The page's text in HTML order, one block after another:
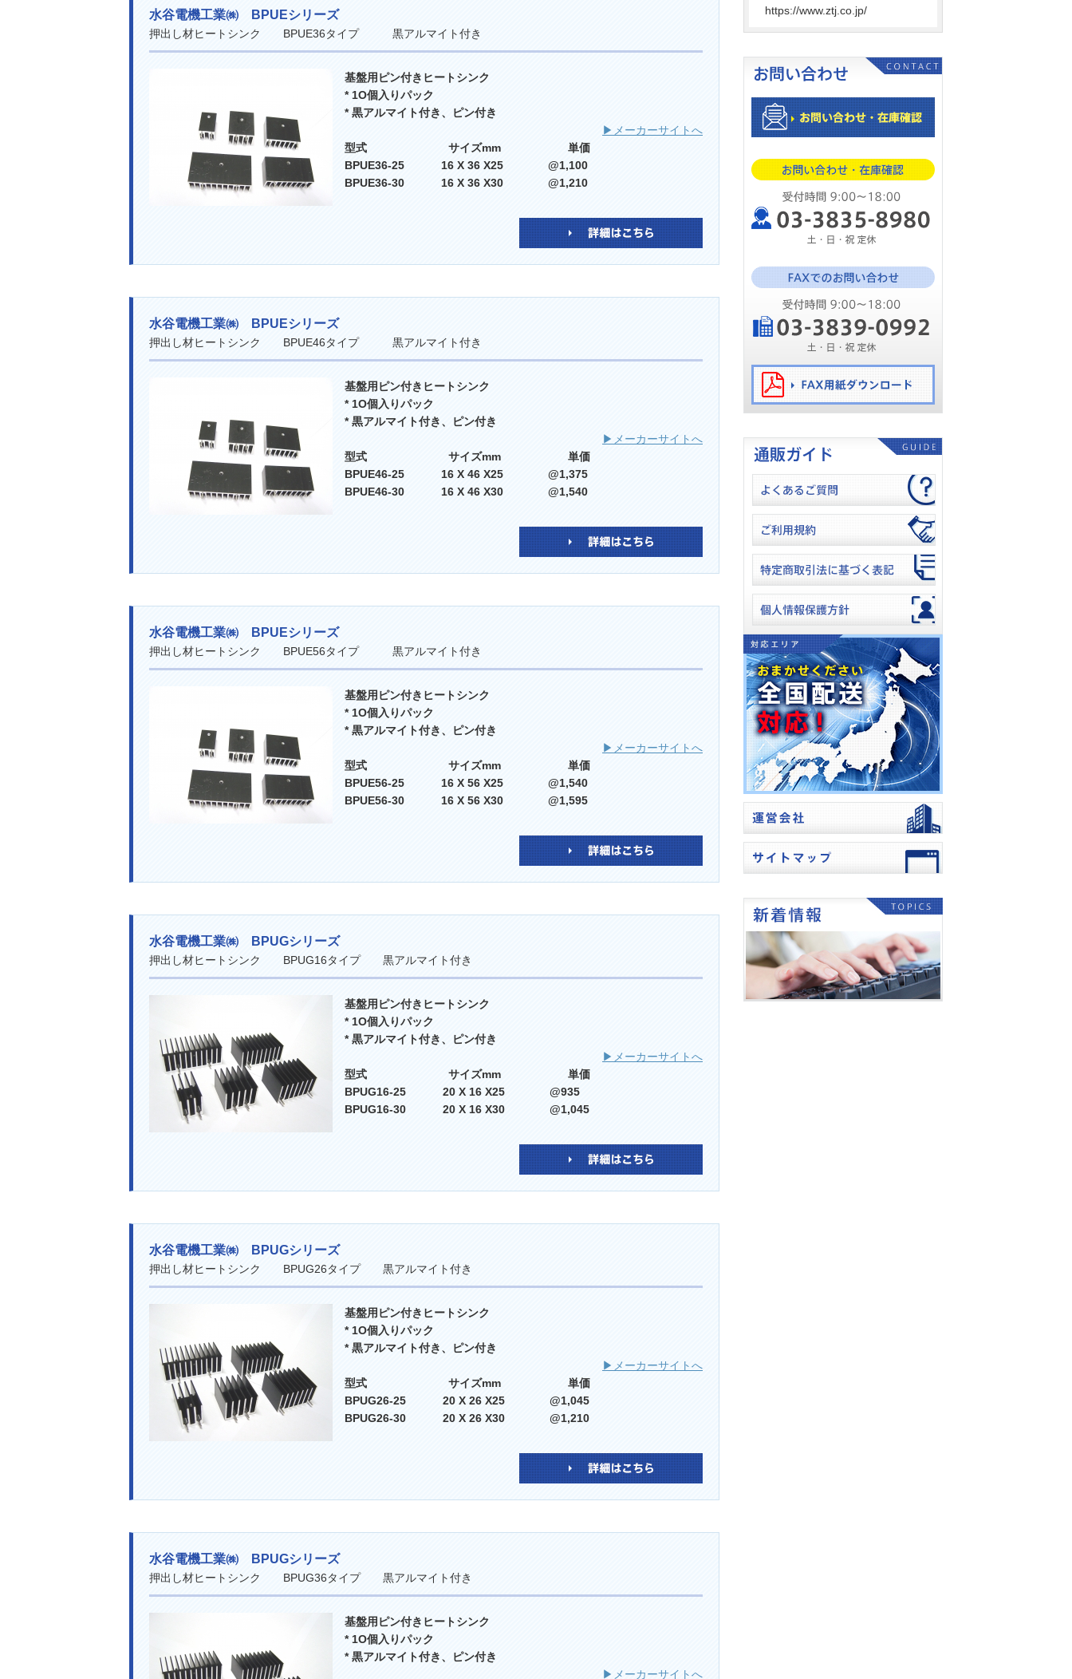
水谷電機工業㈱ BPUEシリーズ
押出し材ヒートシンク BPUE36タイプ 黒アルマイト付き
基盤用ピン付きヒートシンク
* 1O個入りパック
* 黒アルマイト付き、ピン付き
▶メーカーサイトへ
型式 サイズmm 単価
BPUE36-25 16 X 36 X25 @1,100
BPUE36-30 16 X 36 X30 @1,210
水谷電機工業㈱ BPUEシリーズ
押出し材ヒートシンク BPUE46タイプ 黒アルマイト付き
基盤用ピン付きヒートシンク
* 1O個入りパック
* 黒アルマイト付き、ピン付き
▶メーカーサイトへ
型式 サイズmm 単価
BPUE46-25 16 X 46 X25 @1,375
BPUE46-30 16 X 46 X30 @1,540
水谷電機工業㈱ BPUEシリーズ
押出し材ヒートシンク BPUE56タイプ 黒アルマイト付き
基盤用ピン付きヒートシンク
* 1O個入りパック
* 黒アルマイト付き、ピン付き
▶メーカーサイトへ
型式 サイズmm 単価
BPUE56-25 16 X 56 X25 @1,540
BPUE56-30 16 X 56 X30 @1,595
水谷電機工業㈱ BPUGシリーズ
押出し材ヒートシンク BPUG16タイプ 黒アルマイト付き
基盤用ピン付きヒートシンク
* 1O個入りパック
* 黒アルマイト付き、ピン付き
▶メーカーサイトへ
型式 サイズmm 単価
BPUG16-25 20 X 16 X25 @935
BPUG16-30 20 X 16 X30 @1,045
水谷電機工業㈱ BPUGシリーズ
押出し材ヒートシンク BPUG26タイプ 黒アルマイト付き
基盤用ピン付きヒートシンク
* 1O個入りパック
* 黒アルマイト付き、ピン付き
▶メーカーサイトへ
型式 サイズmm 単価
BPUG26-25 20 X 26 X25 @1,045
BPUG26-30 20 X 26 X30 @1,210
水谷電機工業㈱ BPUGシリーズ
押出し材ヒートシンク BPUG36タイプ 黒アルマイト付き
基盤用ピン付きヒートシンク
* 1O個入りパック
* 黒アルマイト付き、ピン付き
▶メーカーサイトへ
https://www.ztj.co.jp/